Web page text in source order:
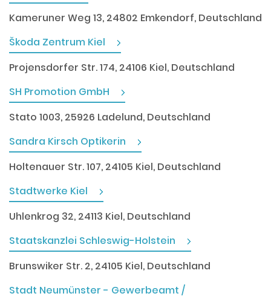
Kameruner Weg 13, 24802 Emkendorf, Deutschland
Škoda Zentrum Kiel
Projensdorfer Str. 174, 24106 Kiel, Deutschland
SH Promotion GmbH
Stato 1003, 25926 Ladelund, Deutschland
Sandra Kirsch Optikerin
Holtenauer Str. 107, 24105 Kiel, Deutschland
Stadtwerke Kiel
Uhlenkrog 32, 24113 Kiel, Deutschland
Staatskanzlei Schleswig-Holstein
Brunswiker Str. 2, 24105 Kiel, Deutschland
Stadt Neumünster - Gewerbeamt /